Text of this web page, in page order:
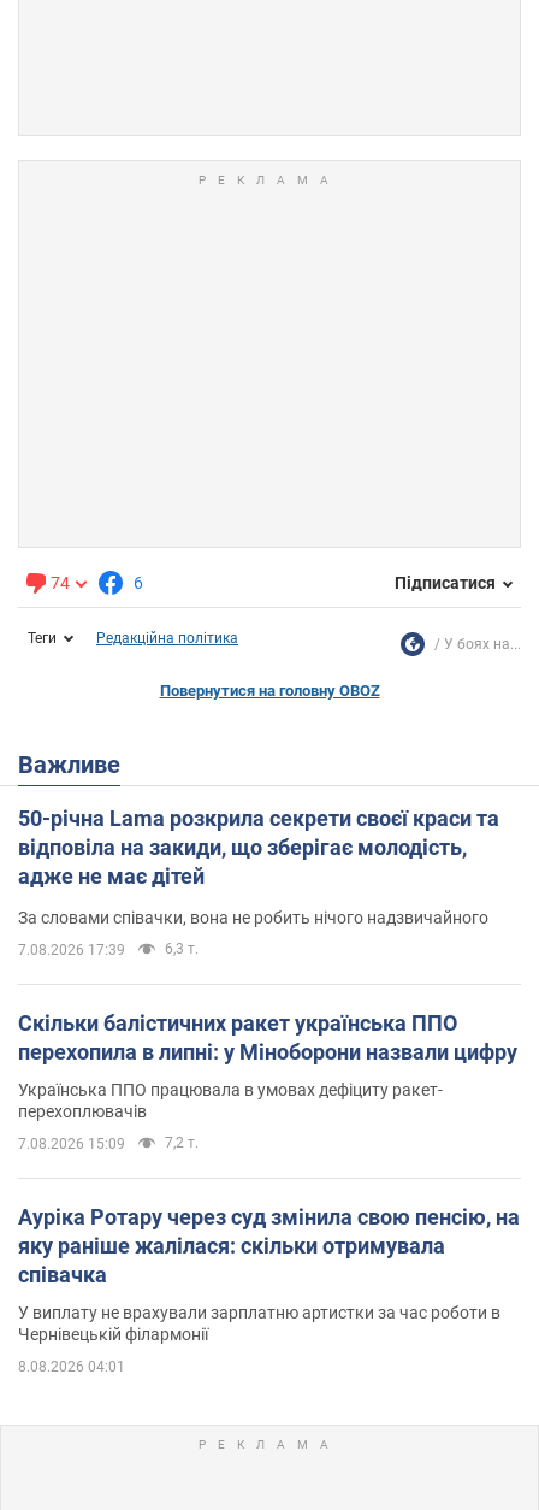
74 6 Підписатися
Теги Редакційна політика У боях на...
Повернутися на головну OBOZ
Важливе
50-річна Lama розкрила секрети своєї краси та
відповіла на закиди, що зберігає молодість,
адже не має дітей
За словами співачки, вона не робить нічого надзвичайного
7.08.2026 17:39 6,3 т.
Скільки балістичних ракет українська ППО
перехопила в липні: у Міноборони назвали цифру
Українська ППО працювала в умовах дефіциту ракет-
перехоплювачів
7.08.2026 15:09 7,2 т.
Ауріка Ротару через суд змінила свою пенсію, на
яку раніше жалілася: скільки отримувала
співачка
У виплату не врахували зарплатню артистки за час роботи в
Чернівецькій філармонії
8.08.2026 04:01